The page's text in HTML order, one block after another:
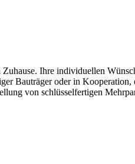
Ihre individuellen
Bauträger oder in
von schlüsselfertigen